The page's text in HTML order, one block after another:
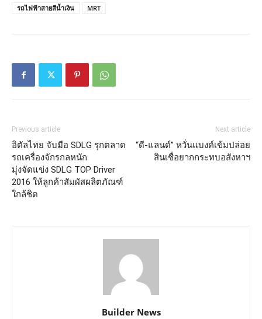
รถไฟฟ้าสายสีน้ำเงิน MRT
Previous article
อิตัลไทย จับมือ SDLG รุกตลาด
รถเครื่องจักรกลหนัก
มุ่งจัดแข่ง SDLG TOP Driver
2016 ให้ลูกค้าสัมผัสผลิตภัณฑ์
ใกล้ชิด
Next article
“ดี-แลนด์” หวั่นแบงค์เข้มปล่อย
สินเชื่อยากกระทบอสังหาฯ
Builder News